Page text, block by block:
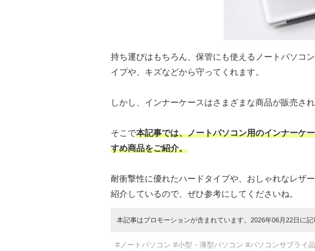
持ち運びはもちろん、保管にも使えるノートパソコ
イプや、キズなどから守ってくれます。
しかし、インナーケースはさまざまな商品が販売さ
そこで本記事では、ノートパソコン用のインナーケ
すめ商品をご紹介。
耐衝撃性に優れたハードタイプや、おしゃれなレザ
紹介しているので、ぜひ参考にしてくださいね。
本記事はプロモーションが含まれています。2026年06月22日に
#ノートパソコン #小型・薄型パソコン #パソコンサプライ品